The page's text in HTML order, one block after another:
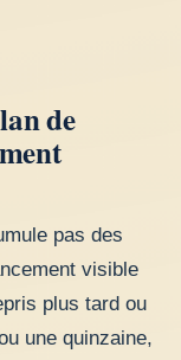
de
pas des
visible
plus tard ou
une quinzaine,